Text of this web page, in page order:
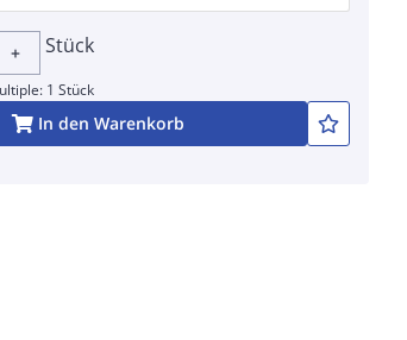
+ Stück
1 Stück
In den Warenkorb